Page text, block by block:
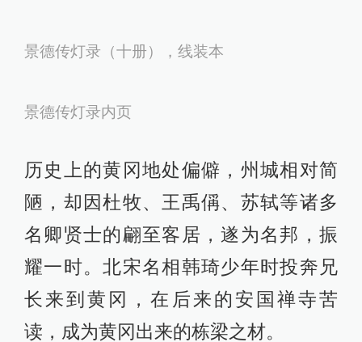
景德传灯录（十册），线装本
景德传灯录内页
历史上的黄冈地处偏僻，州城相对简
陋，却因杜牧、王禹偁、苏轼等诸多
名卿贤士的翩至客居，遂为名邦，振
耀一时。北宋名相韩琦少年时投奔兄
长来到黄冈，在后来的安国禅寺苦
读，成为黄冈出来的栋梁之材。